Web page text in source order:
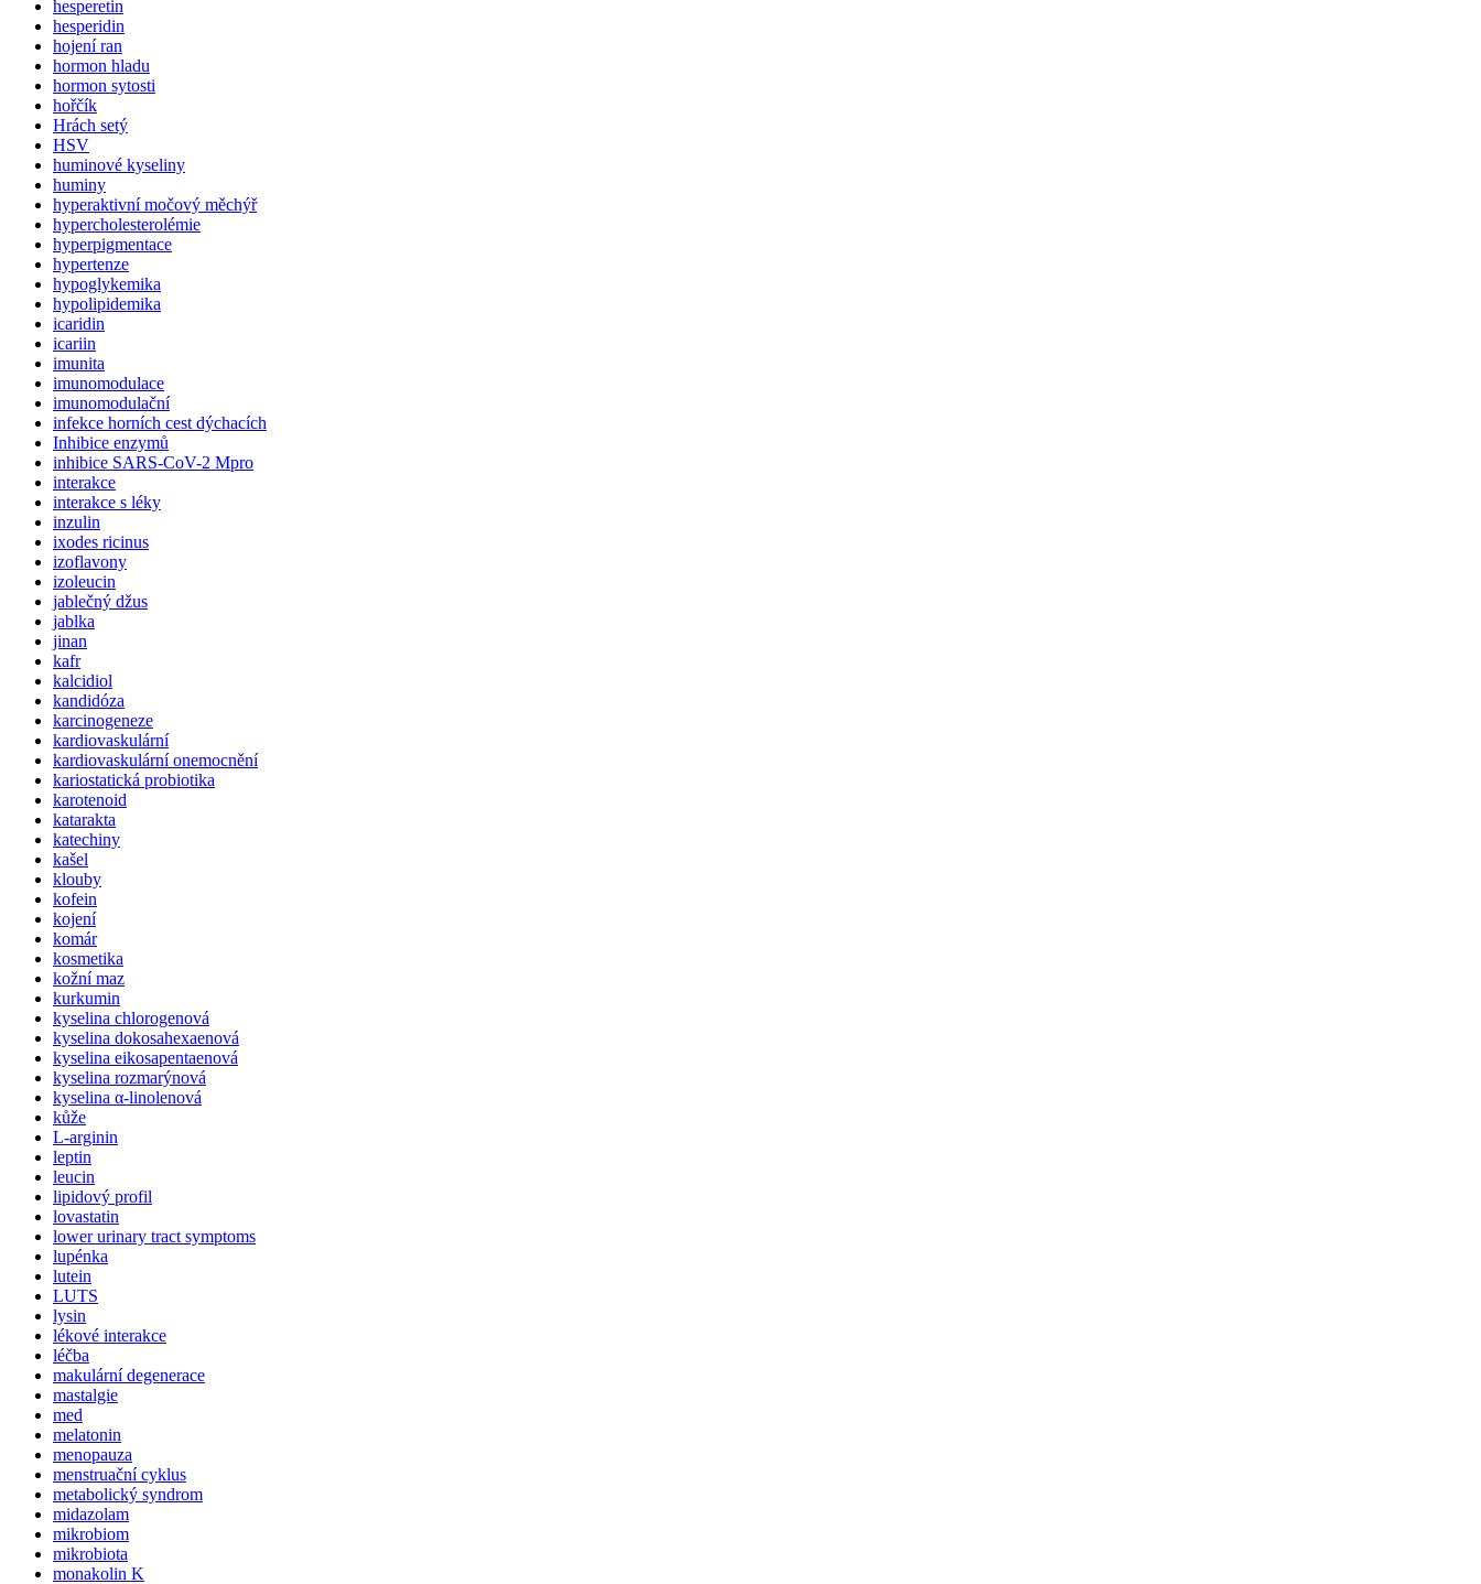
hesperetin
hesperidin
hojení ran
hormon hladu
hormon sytosti
hořčík
Hrách setý
HSV
huminové kyseliny
huminy
hyperaktivní močový měchýř
hypercholesterolémie
hyperpigmentace
hypertenze
hypoglykemika
hypolipidemika
icaridin
icariin
imunita
imunomodulace
imunomodulační
infekce horních cest dýchacích
Inhibice enzymů
inhibice SARS-CoV-2 Mpro
interakce
interakce s léky
inzulin
ixodes ricinus
izoflavony
izoleucin
jablečný džus
jablka
jinan
kafr
kalcidiol
kandidóza
karcinogeneze
kardiovaskulární
kardiovaskulární onemocnění
kariostatická probiotika
karotenoid
katarakta
katechiny
kašel
klouby
kofein
kojení
komár
kosmetika
kožní maz
kurkumin
kyselina chlorogenová
kyselina dokosahexaenová
kyselina eikosapentaenová
kyselina rozmarýnová
kyselina α-linolenová
kůže
L-arginin
leptin
leucin
lipidový profil
lovastatin
lower urinary tract symptoms
lupénka
lutein
LUTS
lysin
lékové interakce
léčba
makulární degenerace
mastalgie
med
melatonin
menopauza
menstruační cyklus
metabolický syndrom
midazolam
mikrobiom
mikrobiota
monakolin K